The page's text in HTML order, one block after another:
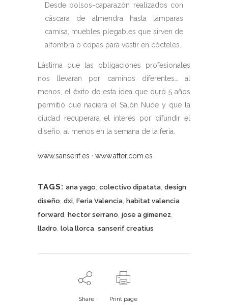
Desde bolsos-caparazón realizados con
cáscara de almendra hasta lámparas
camisa, muebles plegables que sirven de
alfombra o copas para vestir en cócteles.
Lástima que las obligaciones profesionales
nos llevaran por caminos diferentes… al
menos, el éxito de esta idea que duró 5 años
permitió que naciera el Salón Nude y que la
ciudad recuperara el interés por difundir el
diseño, al menos en la semana de la feria.
www.sanserif.es · www.after.com.es
TAGS: ana yago colectivo dipatata design
diseño dxi Feria Valencia habitat valencia
forward hector serrano jose a gimenez
lladro lola llorca sanserif creatius
Share Print page